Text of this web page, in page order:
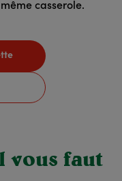
casserole.
vous faut